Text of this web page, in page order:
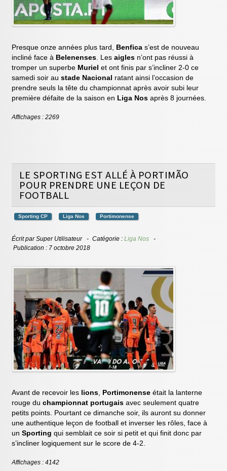
Presque onze années plus tard, Benficas’est de nouveau
incliné face à Belenenses. Lesaiglesn’ont pas réussi à
tromper un superbe Murielet ont finis par s’incliner 2-0 ce
samedi soir austade Nacional ratant ainsi l’occasion de
prendre seuls la tête du championnat après avoir subi leur
première défaite de la saison en Liga Nos après 8 journées.
Affichages : 2269
LE SPORTING EST ALLÉ À PORTIMÃO
POUR PRENDRE UNE LEÇON DE
FOOTBALL
Sporting CP Liga Nos Portimonense
Écrit parSuper Utilisateur Catégorie :Liga Nos
Publication : 7 octobre 2018
Avant de recevoir les lions, Portimonenseétait la lanterne
rouge duchampionnat portugais avec seulement quatre
petits points. Pourtant ce dimanche soir, ils auront su donner
une authentique leçon de football et inverser les rôles, face à
unSportingqui semblait ce soir si petit et qui finit donc par
s’incliner logiquement sur le score de 4-2.
Affichages : 4142